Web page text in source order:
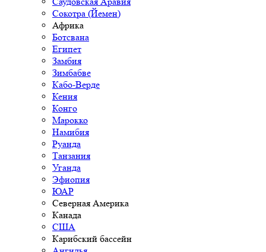
Сокотра (Йемен)
Африка
Ботсвана
Египет
Замбия
Зимбабве
Кабо-Верде
Кения
Конго
Марокко
Намибия
Руанда
Танзания
Уганда
Эфиопия
ЮАР
Северная Америка
Канада
США
Карибский бассейн